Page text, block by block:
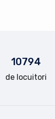
10794
de locuitori